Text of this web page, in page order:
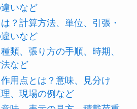
いなど
？計算方法、単位、引張・
いなど
類、張り方の手順、時期、
など
用点とは？意味、見分け
、現場の例など